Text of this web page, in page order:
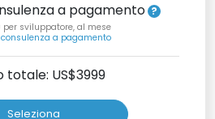
a pagamento
per sviluppatore, al mese
a pagamento
totale: US$3999
Seleziona